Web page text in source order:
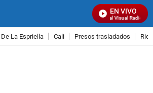
EN VIVO
Señal Visual Radio
La Espriella Cali Presos trasladados